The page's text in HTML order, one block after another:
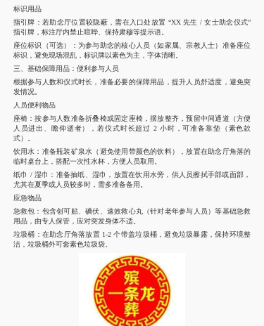
标识用品
指引牌：若助念厅位置较隐蔽，需在入口处放置 “XX 先生 / 女士助念仪式”
指引牌，标注厅内禁止喧哗、保持肃穆等提示语。
座位标识（可选）：为参与助念的核心人员（如家属、宗教人士）准备座位
标识，避免现场混乱，标识牌以素色为主，字体清晰。
三、基础保障用品：便利参与人员
根据参与人数和仪式时长，准备必要的保障用品，提升人员舒适度，避免突
发情况。
人员便利物品
座椅：按参与人数准备折叠椅或固定座椅，摆放整齐，预留中间通道（方便
人员进出、瞻仰逝者），若仪式时长超过 2 小时，可准备靠垫（素色款
式）。
饮用水：准备瓶装矿泉水（避免使用带颜色的饮料），放置在助念厅角落的
临时桌台上，搭配一次性水杯，方便人员取用。
纸巾 / 湿巾：准备抽纸、湿巾，放置在饮用水旁，供人员擦拭手部或面部，
尤其在夏季或人员较多时，需多准备备用。
应急物品
急救包：包含创可贴、碘伏、速效救心丸（针对老年参与人员）等基础急救
用品，由专人保管，应对突发身体不适。
垃圾桶：在助念厅角落放置 1-2 个带盖垃圾桶，避免垃圾暴露，保持环境整
洁，垃圾桶外可套素色垃圾袋。